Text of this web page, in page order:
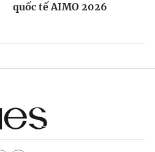
quốc tế AIMO 2026